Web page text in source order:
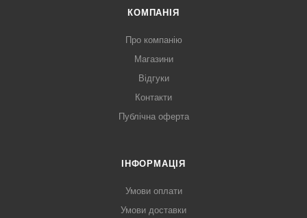
КОМПАНІЯ
Про компанію
Магазини
Відгуки
Контакти
Публічна оферта
ІНФОРМАЦІЯ
Умови оплати
Умови доставки